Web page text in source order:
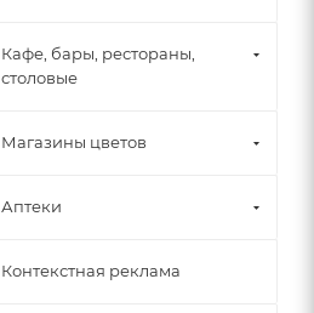
Кафе, бары, рестораны,
столовые
Магазины цветов
Аптеки
Контекстная реклама